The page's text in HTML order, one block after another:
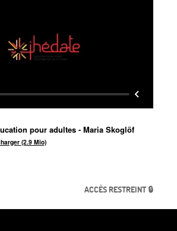
pour adultes - Maria Skoglöf
(2.9 Mio)
ACCÈS RESTREINT 🔒